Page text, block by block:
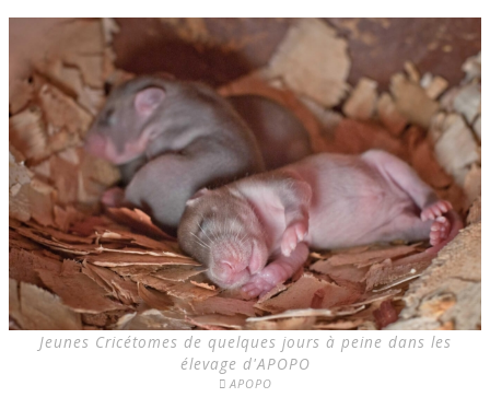
Jeunes Cricétomes de quelques jours à peine dans les
élevage d'APOPO
APOPO